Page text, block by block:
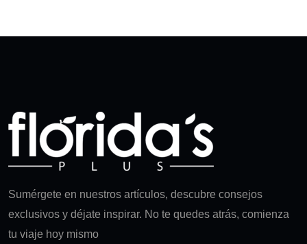
Sumérgete en nuestros artículos, descubre consejos
exclusivos y déjate inspirar. No te quedes atrás, comienza
tu viaje hoy mismo